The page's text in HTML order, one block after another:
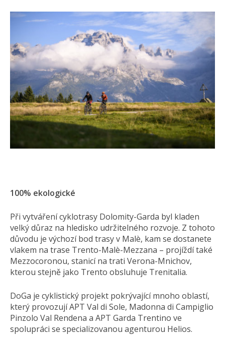
100% ekologické
Při vytváření cyklotrasy Dolomity-Garda byl kladen
velký důraz na hledisko udržitelného rozvoje. Z tohoto
důvodu je výchozí bod trasy v Malè, kam se dostanete
vlakem na trase Trento-Malè-Mezzana – projíždí také
Mezzocoronou, stanicí na trati Verona-Mnichov,
kterou stejně jako Trento obsluhuje Trenitalia.
DoGa je cyklistický projekt pokrývající mnoho oblastí,
který provozují APT Val di Sole, Madonna di Campiglio
Pinzolo Val Rendena a APT Garda Trentino ve
spolupráci se specializovanou agenturou Helios.